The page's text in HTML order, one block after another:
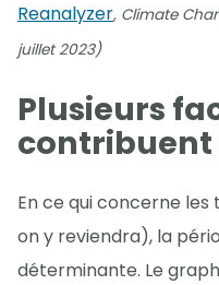
Reanalyzer, Climate
juillet 2023)
Plusieurs
contribuent
En ce qui concerne
on y reviendra), la
déterminante. Le